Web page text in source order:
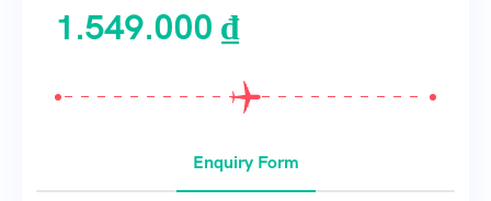
1.549.000 ₫
Enquiry Form